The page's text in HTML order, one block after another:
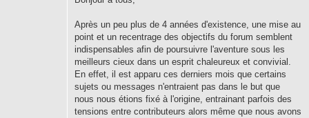
g
n
o
l
u
Après un peu plus de 4 années d'existence, une mise au
point et un recentrage des objectifs du forum semblent
indispensables afin de poursuivre l'aventure sous les
meilleurs cieux dans un esprit chaleureux et convivial.
En effet, il est apparu ces derniers mois que certains
sujets ou messages n'entraient pas dans le but que
nous nous étions fixé à l'origine, entrainant parfois des
tensions entre contributeurs alors même que nous avons